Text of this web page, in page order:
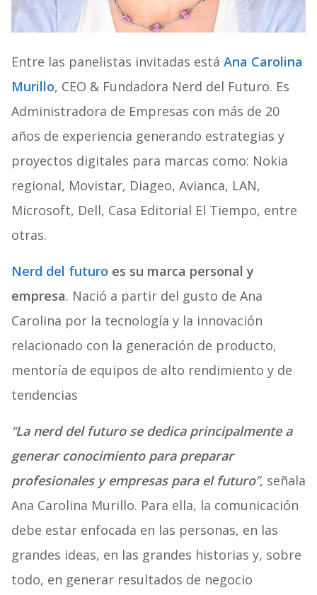
Entre las panelistas invitadas está Ana Carolina
Murillo, CEO & Fundadora Nerd del Futuro. Es
Administradora de Empresas con más de 20
años de experiencia generando estrategias y
proyectos digitales para marcas como: Nokia
regional, Movistar, Diageo, Avianca, LAN,
Microsoft, Dell, Casa Editorial El Tiempo, entre
otras.
Nerd del futuro es su marca personal y
empresa. Nació a partir del gusto de Ana
Carolina por la tecnología y la innovación
relacionado con la generación de producto,
mentoría de equipos de alto rendimiento y de
tendencias
“La nerd del futuro se dedica principalmente a
generar conocimiento para preparar
profesionales y empresas para el futuro”, señala
Ana Carolina Murillo. Para ella, la comunicación
debe estar enfocada en las personas, en las
grandes ideas, en las grandes historias y, sobre
todo, en generar resultados de negocio